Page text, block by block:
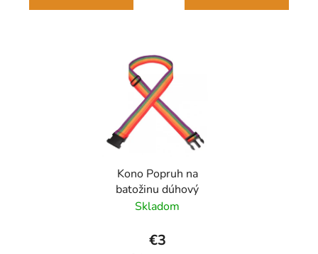
Kono Popruh na
batožinu dúhový
Skladom
€3